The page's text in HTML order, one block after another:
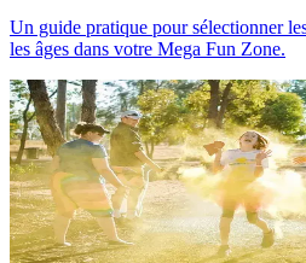
Un guide pratique pour sélectionner
les âges dans votre Mega Fun Zone.